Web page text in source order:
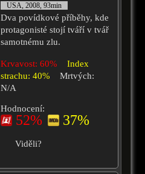
USA, 2008, 93min
Dva povídkové příběhy, kde
protagonisté stojí tváří v tvář
samotnému zlu.
Krvavost: 60%
Index
strachu: 40%
Mrtvých:
N/A
Hodnocení:
52% 37%
Viděli?